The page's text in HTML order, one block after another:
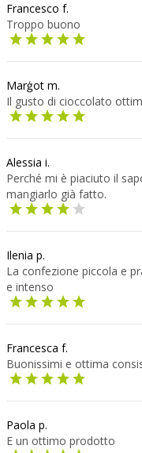
Francesco f.
Troppo buono
Marģot m.
Il gusto di cioccolato
Alessia i.
Perché mi è piaciuto il
mangiarlo già fatto.
Ilenia p.
La confezione piccola e
e intenso
Francesca f.
Buonissimi e ottima
Paola p.
E un ottimo prodotto